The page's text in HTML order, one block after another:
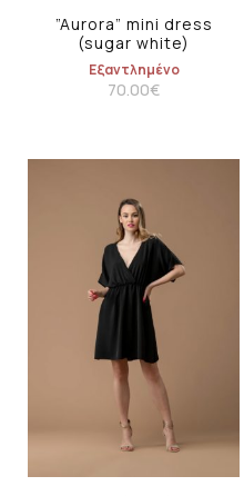
”Aurora” mini dress
(sugar white)
Εξαντλημένο
70.00€